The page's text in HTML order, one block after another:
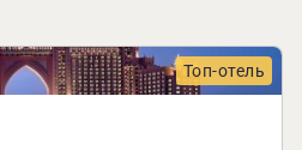
Топ-отель